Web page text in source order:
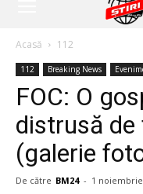
Acasă 112
112 Breaking News
FOC: O
distrusă
(galerie
De către BM24 - 1 noiembrie